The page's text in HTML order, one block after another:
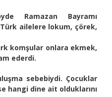
Ramazan Bayramı
ailelere lokum, çörek,
komşular onlara ekmek,
ederdi.
sebebiydi. Çocuklar
hangi dine ait olduklarını